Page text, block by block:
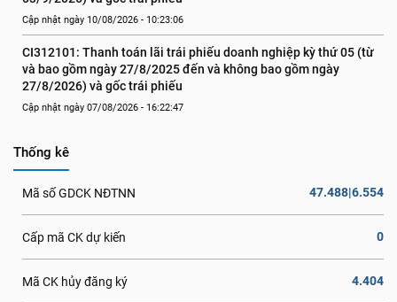
Cập nhật ngày 10/08/2026 - 10:23:06
CI312101: Thanh toán lãi trái phiếu doanh nghiệp kỳ thứ 05 (từ
và bao gồm ngày 27/8/2025 đến và không bao gồm ngày
27/8/2026) và gốc trái phiếu
Cập nhật ngày 07/08/2026 - 16:22:47
Thống kê
Mã số GDCK NĐTNN 47.488|6.554
Cấp mã CK dự kiến 0
Mã CK hủy đăng ký 4.404